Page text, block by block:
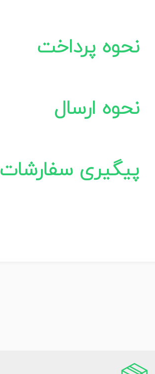
نحوه پرداخت
نحوه ارسال
پیگیری سفارشات